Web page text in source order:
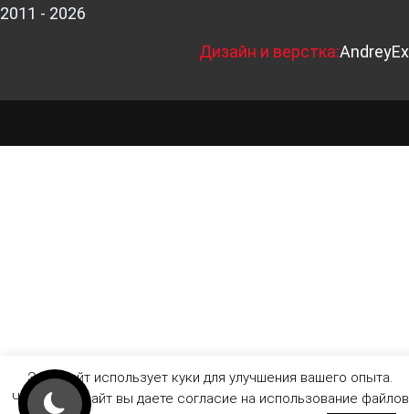
2011 - 2026
Дизайн и верстка:AndreyEx
Этот сайт использует куки для улучшения вашего опыта.
Читая этот сайт вы даете согласие на использование файлов